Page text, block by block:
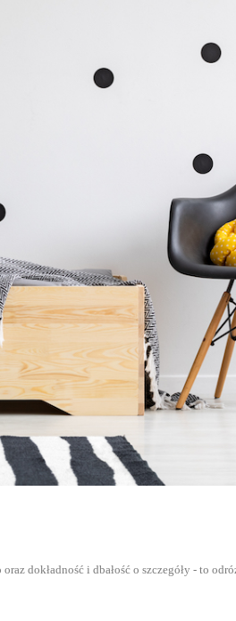
dokładność i dbałość o szczegóły - to